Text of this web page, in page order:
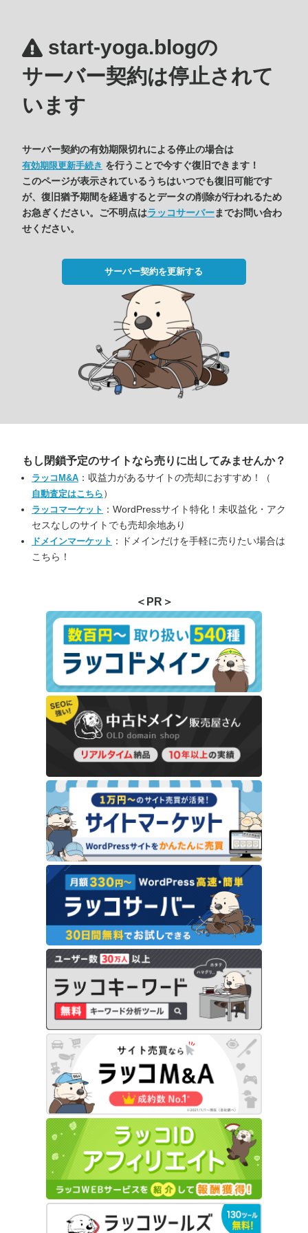
start-yoga.blogの
サーバー契約は停止されて
います
サーバー契約の有効期限切れによる停止の場合は
有効期限更新手続き を行うことで今すぐ復旧できます！
このページが表示されているうちはいつでも復旧可能です
が、復旧猶予期間を経過するとデータの削除が行われるため
お急ぎください。ご不明点はラッコサーバーまでお問い合わ
せください。
サーバー契約を更新する
もし閉鎖予定のサイトなら売りに出してみませんか？
ラッコM&A ：収益力があるサイトの売却におすすめ！（
自動査定はこちら ）
ラッコマーケット ：WordPressサイト特化！未収益化・アク
セスなしのサイトでも売却余地あり
ドメインマーケット ：ドメインだけを手軽に売りたい場合は
こちら！
＜PR＞